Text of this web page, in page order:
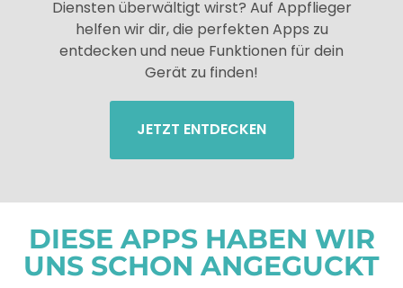
Diensten überwältigt wirst? Auf Appflieger
helfen wir dir, die perfekten Apps zu
entdecken und neue Funktionen für dein
Gerät zu finden!
JETZT ENTDECKEN
DIESE APPS HABEN WIR
UNS SCHON ANGEGUCKT